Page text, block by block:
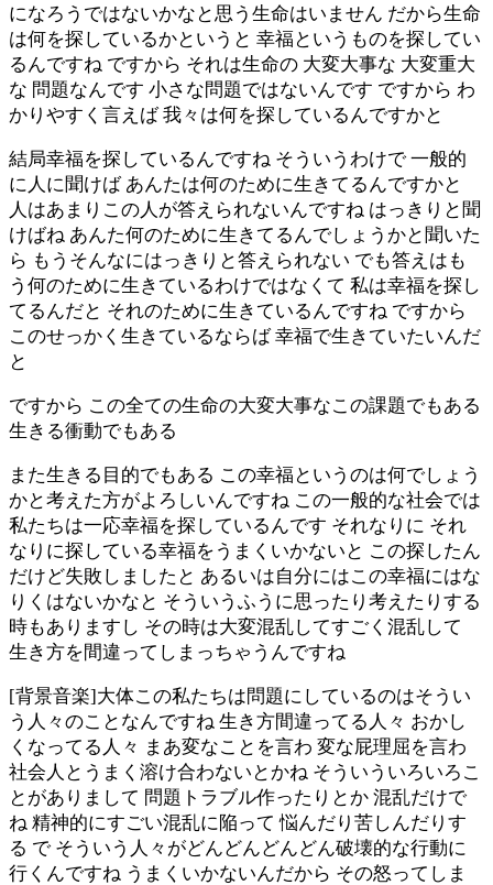
になろうではないかなと思う生命はいません だから生命
は何を探しているかというと 幸福というものを探してい
るんですね ですから それは生命の 大変大事な 大変重大
な 問題なんです 小さな問題ではないんです ですから わ
かりやすく言えば 我々は何を探しているんですかと
結局幸福を探しているんですね そういうわけで 一般的
に人に聞けば あんたは何のために生きてるんですかと
人はあまりこの人が答えられないんですね はっきりと聞
けばね あんた何のために生きてるんでしょうかと聞いた
ら もうそんなにはっきりと答えられない でも答えはも
う何のために生きているわけではなくて 私は幸福を探し
てるんだと それのために生きているんですね ですから
このせっかく生きているならば 幸福で生きていたいんだ
と
ですから この全ての生命の大変大事なこの課題でもある
生きる衝動でもある
また生きる目的でもある この幸福というのは何でしょう
かと考えた方がよろしいんですね この一般的な社会では
私たちは一応幸福を探しているんです それなりに それ
なりに探している幸福をうまくいかないと この探したん
だけど失敗しましたと あるいは自分にはこの幸福にはな
りくはないかなと そういうふうに思ったり考えたりする
時もありますし その時は大変混乱してすごく混乱して
生き方を間違ってしまっちゃうんですね
[背景音楽]大体この私たちは問題にしているのはそうい
う人々のことなんですね 生き方間違ってる人々 おかし
くなってる人々 まあ変なことを言わ 変な屁理屈を言わ
社会人とうまく溶け合わないとかね そういういろいろこ
とがありまして 問題トラブル作ったりとか 混乱だけで
ね 精神的にすごい混乱に陥って 悩んだり苦しんだりす
る で そういう人々がどんどんどんどん破壊的な行動に
行くんですね うまくいかないんだから その怒ってしま